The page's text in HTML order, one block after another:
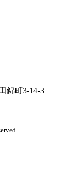
錦町3-14-3